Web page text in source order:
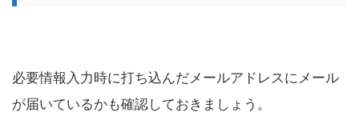
必要情報入力時に打ち込んだメールアドレスにメール
が届いているかも確認しておきましょう。